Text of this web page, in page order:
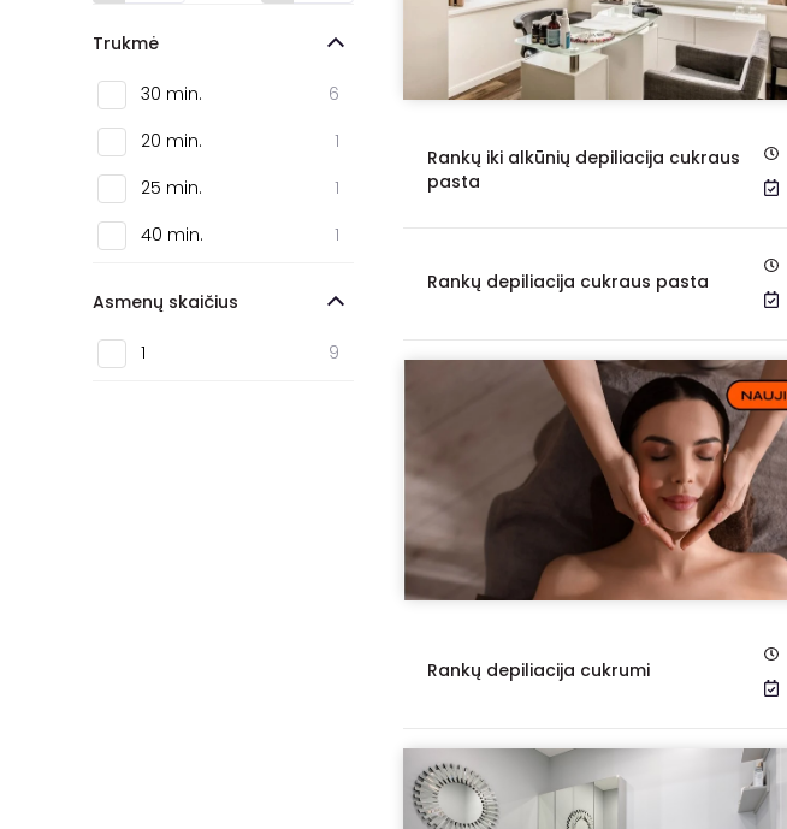
Trukmė
30 min.
6
20 min.
1
25 min.
1
40 min.
1
Asmenų skaičius
1 9
Rankų iki alkūnių depiliacija cukraus
pasta
Rankų depiliacija cukraus pasta
Rankų depiliacija cukrumi